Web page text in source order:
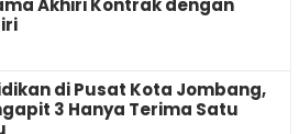
Akhiri Kontrak dengan
di Pusat Kota Jombang,
3 Hanya Terima Satu